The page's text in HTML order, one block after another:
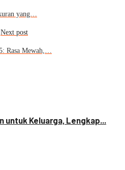
yang…
Next post
Rasa Mewah,…
untuk Keluarga, Lengkap...